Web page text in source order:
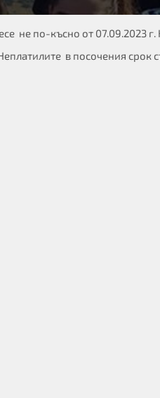
не по-късно от 07.09.2023
в посочения срок